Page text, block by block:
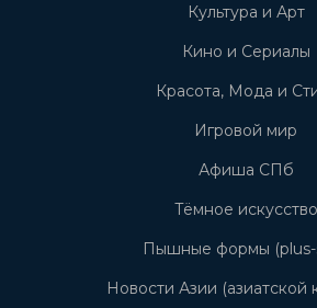
Культура и Арт
Кино и Сериалы
Красота, Мода и
Игровой мир
Афиша СПб
Тёмное искусство
Пышные формы (plus-
Новости Азии (азиатской